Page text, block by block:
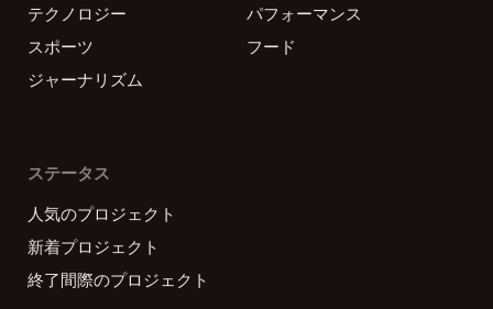
テクノロジー
パフォーマンス
スポーツ
フード
ジャーナリズム
ステータス
人気のプロジェクト
新着プロジェクト
終了間際のプロジェクト